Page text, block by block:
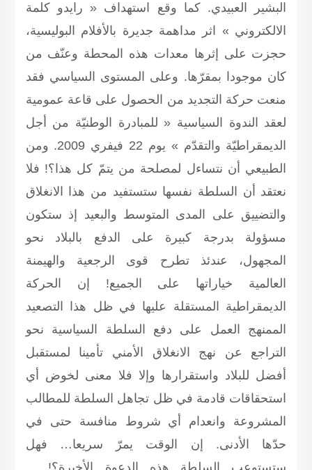
البشير العبيدي. كما وقع استهداف « رايدو كلمة
الالكتروني » اثر مداهمة جديرة بالأفلام البوليسية،
حجزت على إثرها معدات هذه المحطة وعنّف من
كان موجودا بمقرّها. وعلى المستوى السياسي فقد
منعت حركة التجديد من الحصول على قاعة عمومية
لعقد الندوة السياسية « للمبادرة الوطنيّة من أجل
الديمقراطيّة والتقدّم » يوم 22 فيفري 2009. ومن
الطبيعي أن نتساءل لمصلحة من يتمّ كل هذا؟! فلا
نعتقد أن السلطة نفسها ستستفيد من هذا الانغلاق
والتضييق على المدى المتوسط والبعيد إذ ستكون
مسؤولة بدرجة كبيرة على الدفع بالبلاد نحو
المجهول، عندئذ تطرح قوى الرجعية والهيمنة
العالمية خياراتها على الجميع! إن الحركة
الديمقراطية المستقلة عليها في ظل هذا التصعيد
الممنهج العمل على دفع السلطة السياسية نحو
التراجع عن نهج الانغلاق الأمني تأمينا لمستقبل
أفضل للبلاد واستقرارها وإلا فلا معنى لخوض أي
استحقاقات قادمة في ظل تجاهل السلطة للمطالب
المشروعة وانعدام أي شروط منافسة حتى في
حدّها الأدنى. إن الوقت يمرّ سريعا… فهل